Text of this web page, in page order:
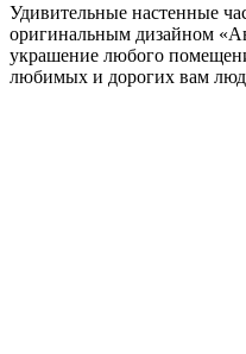
Удивительные настенные
оригинальным дизайном
украшение любого
любимых и дорогих вам